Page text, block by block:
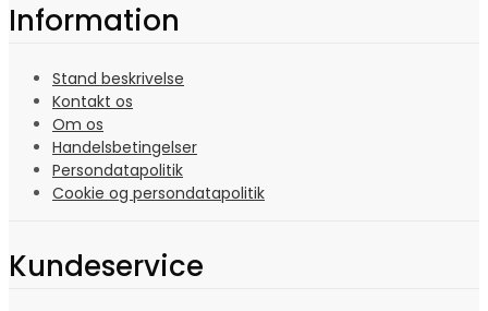
Information
Stand beskrivelse
Kontakt os
Om os
Handelsbetingelser
Persondatapolitik
Cookie og persondatapolitik
Kundeservice